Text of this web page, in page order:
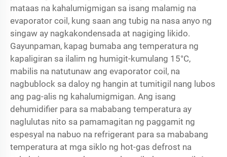
mataas na kahalumigmigan sa isang malamig na
evaporator coil, kung saan ang tubig na nasa anyo ng
singaw ay nagkakondensada at nagiging likido.
Gayunpaman, kapag bumaba ang temperatura ng
kapaligiran sa ilalim ng humigit-kumulang 15°C,
mabilis na natutunaw ang evaporator coil, na
nagbublock sa daloy ng hangin at tumitigil nang lubos
ang pag-alis ng kahalumigmigan. Ang isang
dehumidifier para sa mababang temperatura ay
naglulutas nito sa pamamagitan ng paggamit ng
espesyal na nabuo na refrigerant para sa mababang
temperatura at mga siklo ng hot-gas defrost na